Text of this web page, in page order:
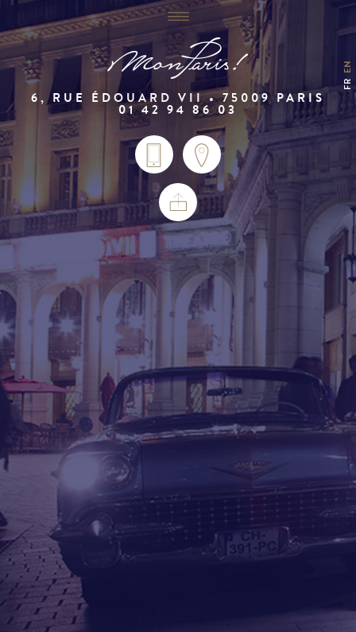
FR
EN
6, RUE ÉDOUARD VII • 75009 PARIS
01 42 94 86 03